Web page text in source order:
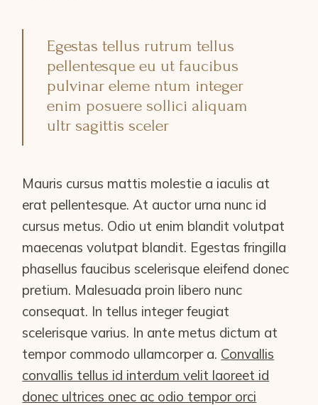
Egestas tellus rutrum tellus
pellentesque eu ut faucibus
pulvinar eleme ntum integer
enim posuere sollici aliquam
ultr sagittis sceler
Mauris cursus mattis molestie a iaculis at
erat pellentesque. At auctor urna nunc id
cursus metus. Odio ut enim blandit volutpat
maecenas volutpat blandit. Egestas fringilla
phasellus faucibus scelerisque eleifend donec
pretium. Malesuada proin libero nunc
consequat. In tellus integer feugiat
scelerisque varius. In ante metus dictum at
tempor commodo ullamcorper a. Convallis
convallis tellus id interdum velit laoreet id
donec ultrices onec ac odio tempor orci